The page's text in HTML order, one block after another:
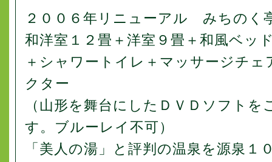
２００６年リニューアル みちのく
和洋室１２畳＋洋室９畳＋和風ベッ
＋シャワートイレ＋マッサージチ
クター
（山形を舞台にしたＤＶＤソフト
す。ブルーレイ不可）
「美人の湯」と評判の温泉を源泉１